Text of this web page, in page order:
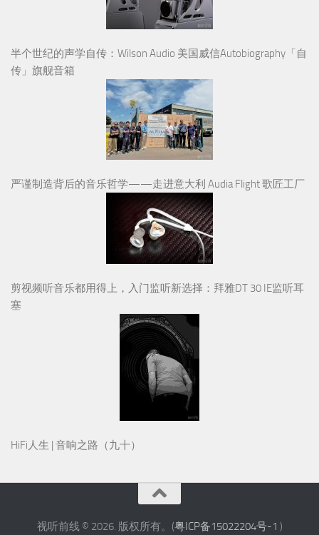
半个世纪的声学自传：Wilson Audio 美国威信Autobiography「自
传」旗舰音箱
严谨制造背后的音乐哲学——走进意大利 Audia Flight 歌匠工厂
剪视频听音乐都用得上，入门监听新选择：拜雅DT 30 IE监听耳
塞
HiFi人生 | 音响之路（九十）
视听前线 © 2026. 版权所有。(粤ICP备15022204号-1 )